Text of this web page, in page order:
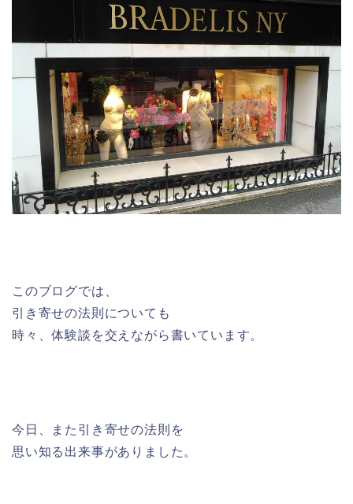
このブログでは、
引き寄せの法則についても
時々、体験談を交えながら書いています。
今日、また引き寄せの法則を
思い知る出来事がありました。